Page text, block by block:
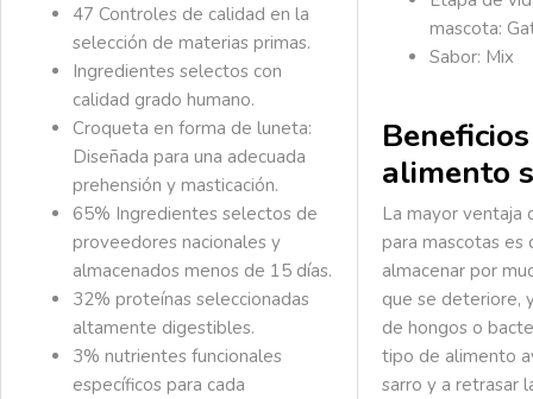
47 Controles de calidad en la
selección de materias primas.
Ingredientes selectos con
calidad grado humano.
Croqueta en forma de luneta:
Diseñada para una adecuada
prehensión y masticación.
65% Ingredientes selectos de
proveedores nacionales y
almacenados menos de 15 días.
32% proteínas seleccionadas
altamente digestibles.
3% nutrientes funcionales
específicos para cada
mascota:
Sabor: Mix
alimento
La mayor ventaja
para mascotas es
almacenar por
que se deteriore,
de hongos o
tipo de alimento
sarro y a retrasar